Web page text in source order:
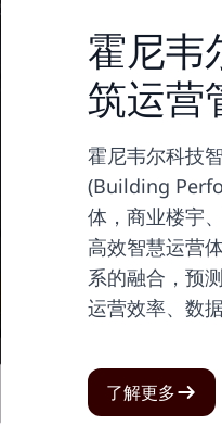
霍尼韦
筑运营
霍尼韦尔科技
(Building
体，商业楼宇
高效智慧运营
系的融合，预
运营效率、数
了解更多